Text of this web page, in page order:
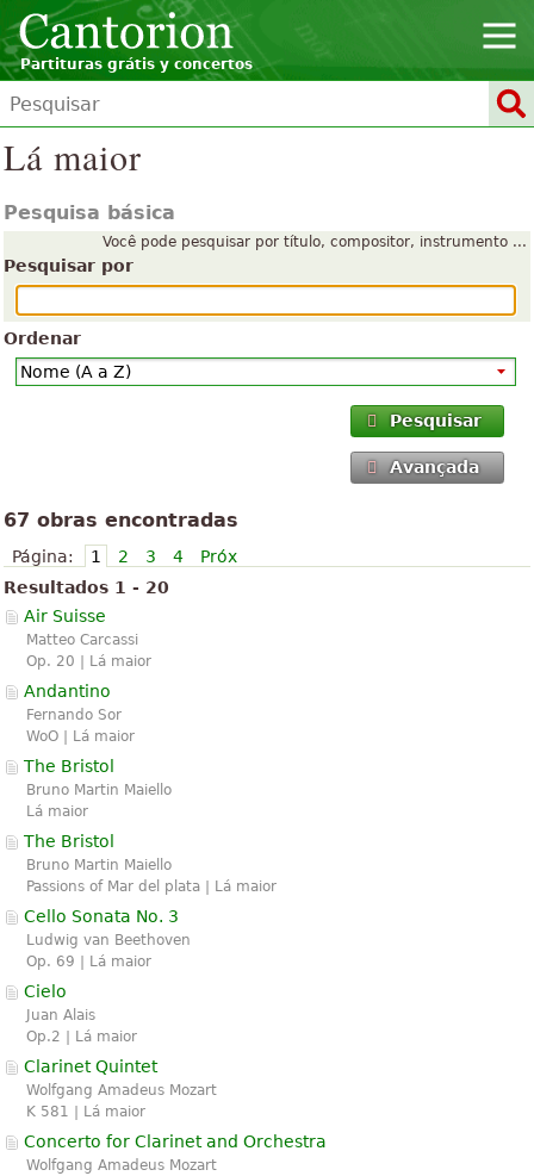
Partituras grátis y concertos
Lá maior
Pesquisa básica
Você pode pesquisar por título, compositor, instrumento ...
Pesquisar por
Ordenar
Pesquisar
Avançada
67 obras encontradas
Página: 1 2 3 4
Próx
Resultados 1 - 20
Air Suisse
Matteo Carcassi
Op. 20 | Lá maior
Andantino
Fernando Sor
WoO | Lá maior
The Bristol
Bruno Martin Maiello
Lá maior
The Bristol
Bruno Martin Maiello
Passions of Mar del plata | Lá maior
Cello Sonata No. 3
Ludwig van Beethoven
Op. 69 | Lá maior
Cielo
Juan Alais
Op.2 | Lá maior
Clarinet Quintet
Wolfgang Amadeus Mozart
K 581 | Lá maior
Concerto for Clarinet and Orchestra
Wolfgang Amadeus Mozart